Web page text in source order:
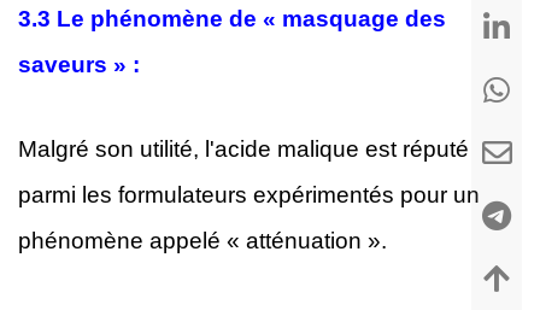
3.3 Le phénomène de « masquage des
saveurs » :
Malgré son utilité, l'acide malique est réputé
parmi les formulateurs expérimentés pour un
phénomène appelé « atténuation ».